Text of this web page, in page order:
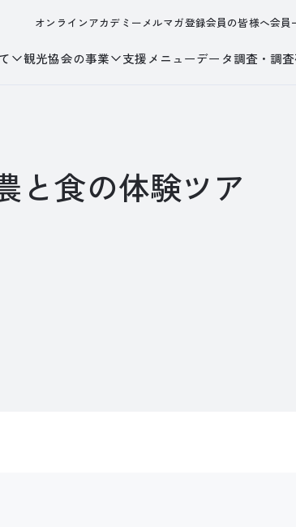
オンラインアカデミーメルマガ登録会員の皆様へ会員
観光協会の事業 支援メニューデータ調査・調
と食の体験ツア